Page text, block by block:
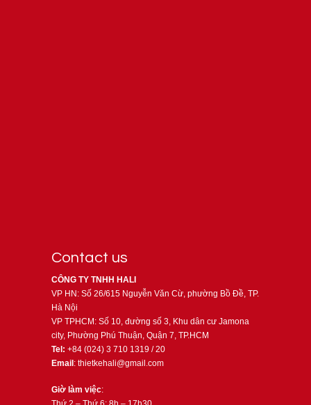
Contact us
CÔNG TY TNHH HALI
VP HN: Số 26/615 Nguyễn Văn Cừ, phường Bồ Đề, TP.
Hà Nội
VP TPHCM: Số 10, đường số 3, Khu dân cư Jamona
city, Phường Phú Thuận, Quận 7, TP.HCM
Tel: +84 (024) 3 710 1319 / 20
Email : thietkehali@gmail.com
Giờ làm việc: